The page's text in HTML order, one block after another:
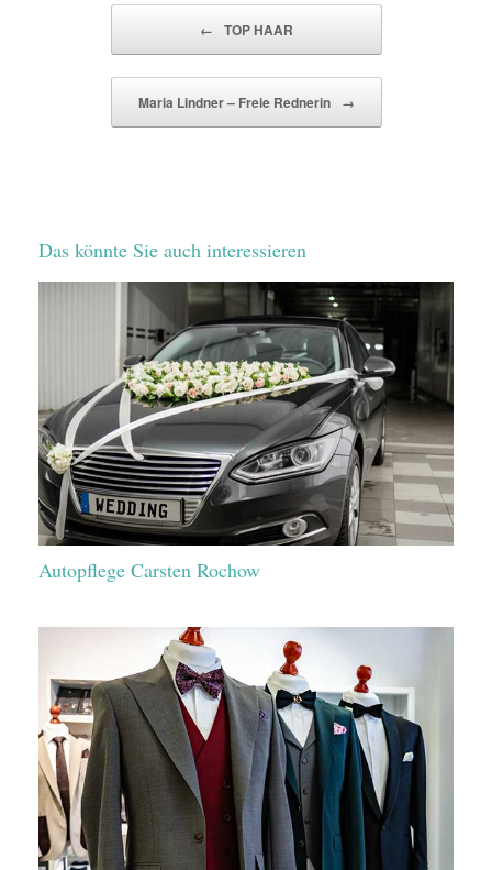
← TOP HAAR
Maria Lindner – Freie Rednerin →
Das könnte Sie auch interessieren
Autopflege Carsten Rochow